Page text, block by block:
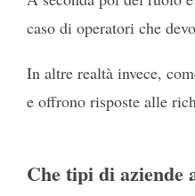
caso di operatori che
In altre realtà invece,
e offrono risposte alle
Che tipi di aziende